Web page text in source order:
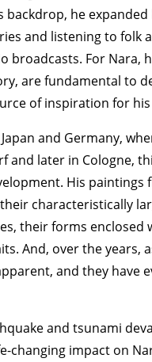
ART WORLD
backdrop, he
and listening to
broadcasts. For
are fundamental to
of inspiration for
and Germany,
and later in Cologne,
His paintings
characteristically
their forms enclosed
And, over the
and they have
and tsunami
changing impact on